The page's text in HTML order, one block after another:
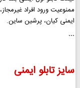
ایمنی کیان، پرشین ساین.
```
سایز تابلو ایمنی